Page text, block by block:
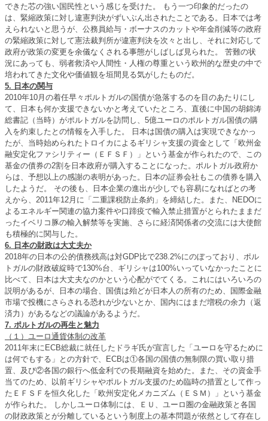
できた芯の強い国民性という感じを受けた。 もう一つ印象的だったの
は、緊縮政策に対し違憲判決がずいぶん出されたことである。日本では考
えられないと思うが、公務員給与・ボーナスのカットや年金削減等の政府
の緊縮政策に対して憲法裁判所が違憲判決を次々と出し、それに対応して
政府が政策の変更を余儀なくされる事態がしばしば見られた。 苦難の状
況にあっても、弱者救済や人間性・人権の尊重という欧州的な歴史の中で
培われてきた文化や価値観を垣間見る気がしたものだ。
5. 日本の関与
2010年10月の着任早々ポルトガルの国債が急落するのを目のあたりにし
て、日本も何か支援できないかと考えていたところ、直後に中国の胡錦涛
総書記（当時）がポルトガルを訪問し、5億ユーロのポルトガル国債の購
入を約束したとの情報を入手した。 日本は国債の購入は実現できなかっ
たが、当時始められたトロイカによるギリシャ支援の資金として「欧州金
融安定化ファシリティー（ＥＦＳＦ）」という基金が作られたので、この
基金の債券の2割を日本政府が購入することになった。ポルトガル政府か
らは、予想以上の感謝の表明があった。日本の証券会社もこの債券を購入
したようだ。 その後も、日本企業の進出が少しでも容易になればとの考
えから、2011年12月に「二重課税防止条約」を締結した。また、NEDOに
よるエネルギー関連の協力案件や口蹄疫で輸入禁止措置がとられたままだ
ったイベリコ豚の輸入解禁等を実施、さらに経済関係者の交流には大使館
も積極的に関与した。
6. 日本の財政は大丈夫か
2018年の日本の公的債務残高は対GDP比で238.2%にのぼっており、ポル
トガルの財政破綻時で130%台、ギリシャは100%いっていなかったことに
比べて、日本は大丈夫なのかという心配がでてくる。これにはいろいろの
説明があるが、日本の場合、国債は殆どが日本人の所有のため、国際金融
市場で投機にさらされる恐れが少ないとか、国内にはまだ増税の余力（返
済力）があるなどの議論があるようだ。
7. ポルトガルの再生と魅力
（１）ユーロ通貨体制の改革
2011年末にECB総裁に就任したドラギ氏が宣言した「ユーロを守るために
は何でもする」との方針で、ECBは①各国の国債の無制限の買い取り措
置、及び②各国の銀行へ低金利での長期融資を始めた。また、その資金手
当てのため、以前ギリシャやポルトガル支援のため臨時の措置として作っ
たＥＦＳＦを恒久化した「欧州安定化メカニズム（ＥＳＭ）」という基金
が作られた。 しかしユーロ体制には、ＥＵ、ユーロ圏の金融政策と各国
の財政政策とが分離しているという制度上の基本問題が依然として存在し